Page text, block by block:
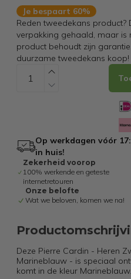
Je bespaart 60%
Reden tweedekans product?
verpakking gehaald, maar is
product behoudt zijn
duurzame tweedekans koop!
Op werkdagen vóór
in huis!
Zekerheid voorop
100% werkende en geteste
internetretouren
Onze belofte
Wat we beloven, komen we na!
Deze Pierre Cardin - Heren
Marineblauw - is speciaal
komt in de kleur Marineblauw.